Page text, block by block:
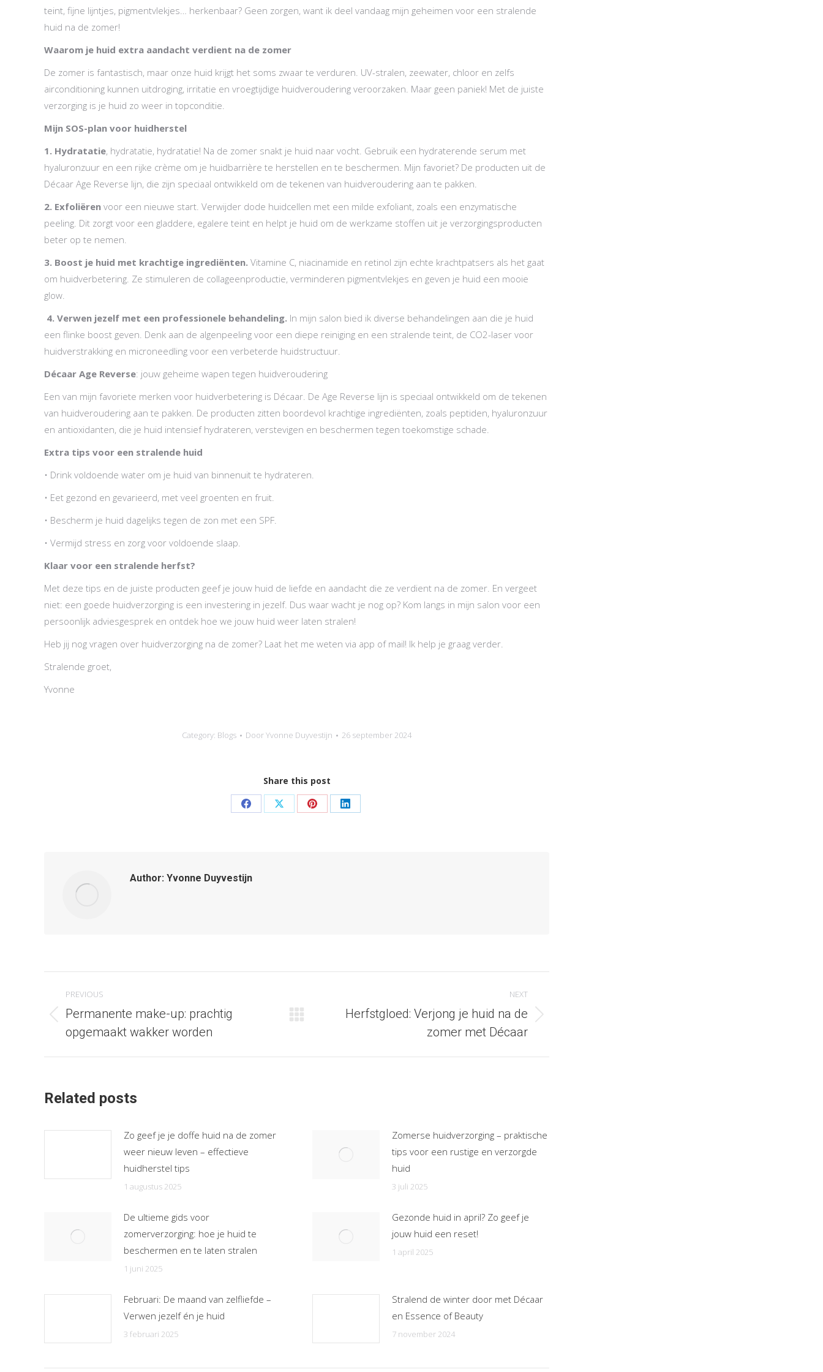
teint, fijne lijntjes, pigmentvlekjes… herkenbaar? Geen zorgen, want ik deel vandaag mijn geheimen voor een stralende
huid na de zomer!
Waarom je huid extra aandacht verdient na de zomer
De zomer is fantastisch, maar onze huid krijgt het soms zwaar te verduren. UV-stralen, zeewater, chloor en zelfs
airconditioning kunnen uitdroging, irritatie en vroegtijdige huidveroudering veroorzaken. Maar geen paniek! Met de juiste
verzorging is je huid zo weer in topconditie.
Mijn SOS-plan voor huidherstel
1. Hydratatie, hydratatie, hydratatie! Na de zomer snakt je huid naar vocht. Gebruik een hydraterende serum met
hyaluronzuur en een rijke crème om je huidbarrière te herstellen en te beschermen. Mijn favoriet? De producten uit de
Décaar Age Reverse lijn, die zijn speciaal ontwikkeld om de tekenen van huidveroudering aan te pakken.
2. Exfoliëren voor een nieuwe start. Verwijder dode huidcellen met een milde exfoliant, zoals een enzymatische
peeling. Dit zorgt voor een gladdere, egalere teint en helpt je huid om de werkzame stoffen uit je verzorgingsproducten
beter op te nemen.
3. Boost je huid met krachtige ingrediënten. Vitamine C, niacinamide en retinol zijn echte krachtpatsers als het gaat
om huidverbetering. Ze stimuleren de collageenproductie, verminderen pigmentvlekjes en geven je huid een mooie
glow.
4. Verwen jezelf met een professionele behandeling. In mijn salon bied ik diverse behandelingen aan die je huid
een flinke boost geven. Denk aan de algenpeeling voor een diepe reiniging en een stralende teint, de CO2-laser voor
huidverstrakking en microneedling voor een verbeterde huidstructuur.
Décaar Age Reverse: jouw geheime wapen tegen huidveroudering
Een van mijn favoriete merken voor huidverbetering is Décaar. De Age Reverse lijn is speciaal ontwikkeld om de tekenen
van huidveroudering aan te pakken. De producten zitten boordevol krachtige ingrediënten, zoals peptiden, hyaluronzuur
en antioxidanten, die je huid intensief hydrateren, verstevigen en beschermen tegen toekomstige schade.
Extra tips voor een stralende huid
• Drink voldoende water om je huid van binnenuit te hydrateren.
• Eet gezond en gevarieerd, met veel groenten en fruit.
• Bescherm je huid dagelijks tegen de zon met een SPF.
• Vermijd stress en zorg voor voldoende slaap.
Klaar voor een stralende herfst?
Met deze tips en de juiste producten geef je jouw huid de liefde en aandacht die ze verdient na de zomer. En vergeet
niet: een goede huidverzorging is een investering in jezelf. Dus waar wacht je nog op? Kom langs in mijn salon voor een
persoonlijk adviesgesprek en ontdek hoe we jouw huid weer laten stralen!
Heb jij nog vragen over huidverzorging na de zomer? Laat het me weten via app of mail! Ik help je graag verder.
Stralende groet,
Yvonne
Category: Blogs DoorYvonne Duyvestijn 26 september 2024
Share this post
Share Share Share Share
Author: Yvonne Duyvestijn
navigation
PREVIOUS
Previous
post:
Permanente make-up: prachtig
opgemaakt wakker worden
NEXT
Herfstgloed: Verjong je huid na de
zomer met Décaar
Related posts
Zo geef je je doffe huid na de zomer
weer nieuw leven – effectieve
huidherstel tips
1 augustus 2025
Zomerse huidverzorging – praktische
tips voor een rustige en verzorgde
huid
3 juli 2025
De ultieme gids voor
zomerverzorging: hoe je huid te
beschermen en te laten stralen
1 juni 2025
Gezonde huid in april? Zo geef je
jouw huid een reset!
1 april 2025
Februari: De maand van zelfliefde –
Verwen jezelf én je huid
3 februari 2025
Stralend de winter door met Décaar
en Essence of Beauty
7 november 2024